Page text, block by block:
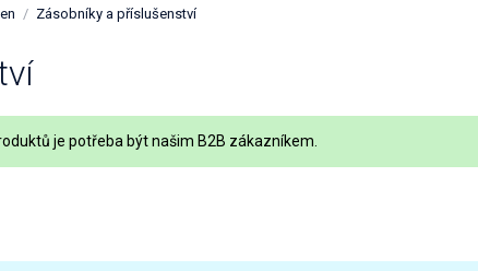
Zásobníky a příslušenství
je potřeba být našim B2B zákazníkem.